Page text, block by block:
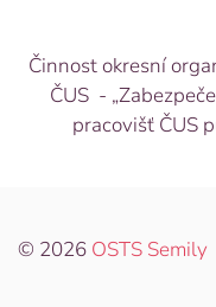
Činnost okresní
ČUS -
pracovišť ČUS
© 2026 OSTS Semily